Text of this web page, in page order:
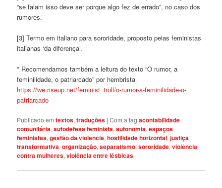
“se falam isso deve ser porque algo fez de errado”, no caso dos
rumores.
[3] Termo em italiano para sororidade, proposto pelas feministas
italianas ‘da diferença’.
* Recomendamos também a leitura do texto “O rumor, a
feminilidade, o patriarcado” por hembrista
https://we.riseup.net/feminist_troll/o-rumor-a-feminilidade-o-
patriarcado
Publicado em textos,traduções |Com a tagacontabilidade
comunitária,autodefesa feminista,autonomia,espaços
feministas,gestão da violência,hostilidade horizontal,justiça
transformativa,organização,separatismo,sororidade,violência
contra mulheres,violência entre lésbicas